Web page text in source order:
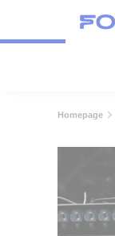
Homepage